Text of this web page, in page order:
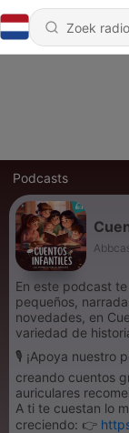
Podcasts
En este podcast
pequeños,
novedades, en
variedad de
🎙️ ¡Apoya nuestro
creando cuentos
auriculares
A ti te cuestan lo
creciendo: 👉